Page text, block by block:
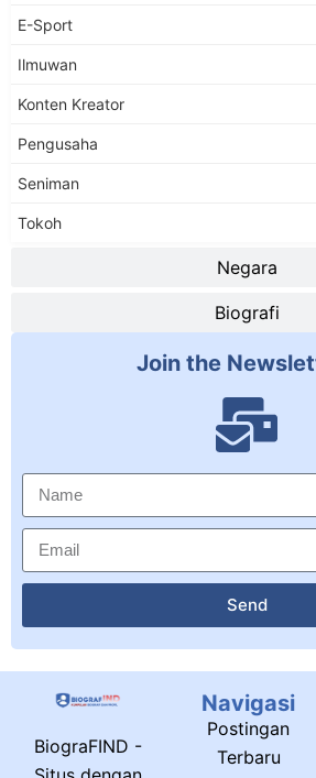
Negara
Biografi
E-Sport
Ilmuwan
Konten Kreator​
Pengusaha
Seniman
Tokoh
Join the
Send
BiograFIND -
Navigasi
Postingan
Terbaru